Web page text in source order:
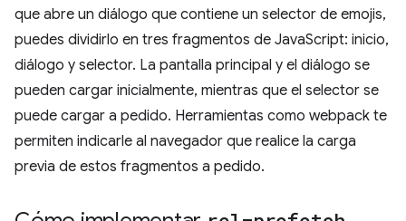
que abre un diálogo que contiene un selector de emojis,
puedes dividirlo en tres fragmentos de JavaScript: inicio,
diálogo y selector. La pantalla principal y el diálogo se
pueden cargar inicialmente, mientras que el selector se
puede cargar a pedido. Herramientas como webpack te
permiten indicarle al navegador que realice la carga
previa de estos fragmentos a pedido.